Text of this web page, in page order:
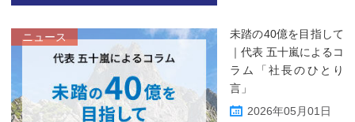
ニュース
未踏の40億を目指して
｜代表 五十嵐によるコ
ラム「社長のひとり
言」
2026年05月01日